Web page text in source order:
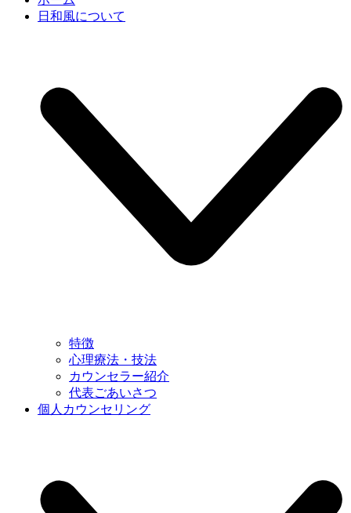
日和風について
特徴
心理療法・技法
カウンセラー紹介
代表ごあいさつ
個人カウンセリング